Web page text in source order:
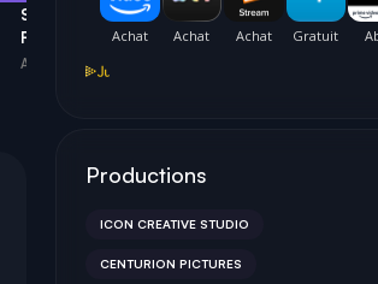
SEBASTIAN BILLINGSLEY-
ROD...
ALIEN PRINCE (VOICE)
OWEN WILSON
Productions
ICON CREATIVE STUDIO
CENTURION PICTURES